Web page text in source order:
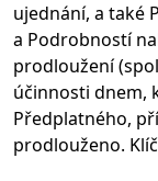
ujednání, a také
a Podrobností
prodloužení
účinnosti dnem,
Předplatného,
prodlouženo.